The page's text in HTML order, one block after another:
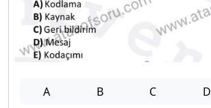
A B C D